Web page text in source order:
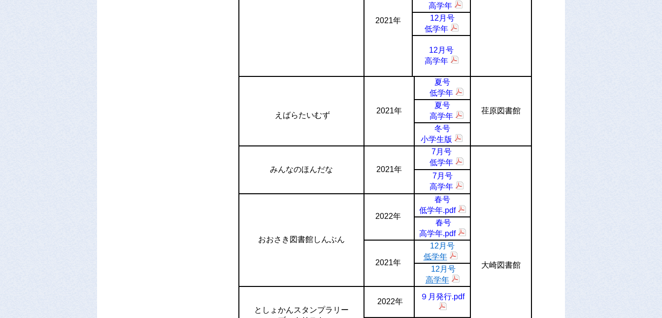
2021年
高学年
12月号
低学年
12月号
高学年
えばらたいむず
2021年
夏号
低学年
荏原図書館
夏号
高学年
冬号
小学生版
みんなのほんだな 2021年
7月号
低学年
大崎図書館
7月号
高学年
おおさき図書館しんぶん
2022年
春号
低学年.pdf
春号
高学年.pdf
2021年
12月号
低学年
12月号
高学年
としょかんスタンプラリー
2022年
９月発行.pdf